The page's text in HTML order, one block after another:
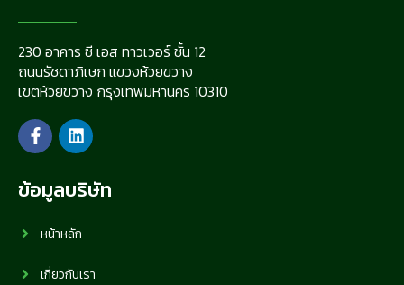
230 อาคาร ซี เอส ทาวเวอร์ ชั้น 12
ถนนรัชดาภิเษก แขวงห้วยขวาง
เขตห้วยขวาง กรุงเทพมหานคร 10310
ข้อมูลบริษัท
หน้าหลัก
เกี่ยวกับเรา